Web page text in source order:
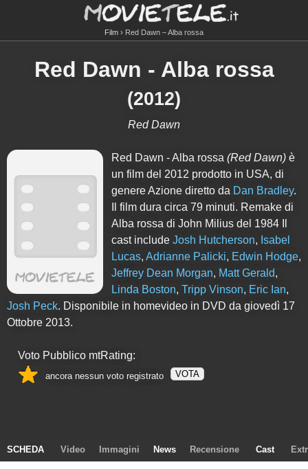
Film Red Dawn – Alba rossa
Red Dawn - Alba rossa
(2012)
Red Dawn
Red Dawn - Alba rossa(Red Dawn) è
un film del 2012 prodotto in USA, di
genere Azione diretto da Dan Bradley.
Il film dura circa79 minuti. Remake di
Alba rossa di John Milius del 1984 Il
cast includeJosh Hutcherson, Isabel
Lucas,Adrianne Palicki, Edwin Hodge,
Jeffrey Dean Morgan, Matt Gerald,
Linda Boston,Tripp Vinson, Eric Ian,
Josh Peck. Disponibile in homevideo in DVD da giovedì 17
Ottobre 2013.
Voto Pubblico mtRating:
ancora nessun voto registrato VOTA
SCHEDA Video Immagini News Recensione Cast